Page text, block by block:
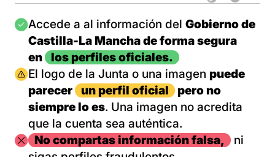
Imagen
Accede a al información del Gobierno de
Castilla-La Mancha de forma segura
en
los perfiles oficiales.
Imagen
El logo de la Junta o una imagen puede
parecer
un perfil oficial
pero no
siempre lo es. Una imagen no acredita
que la cuenta sea auténtica.
ImagenNo compartas información falsa,
ni